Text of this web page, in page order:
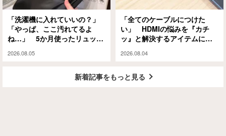
「洗濯機に入れていいの？」
「やっぱ、ここ汚れてるよ
ね…」 5か月使ったリュック
2026.08.05
「全てのケーブルにつけた
い」 HDMIの悩みを『カチ
ッ』と解決するアイテムに
げそう」
2026.08.04
新着記事をもっと見る